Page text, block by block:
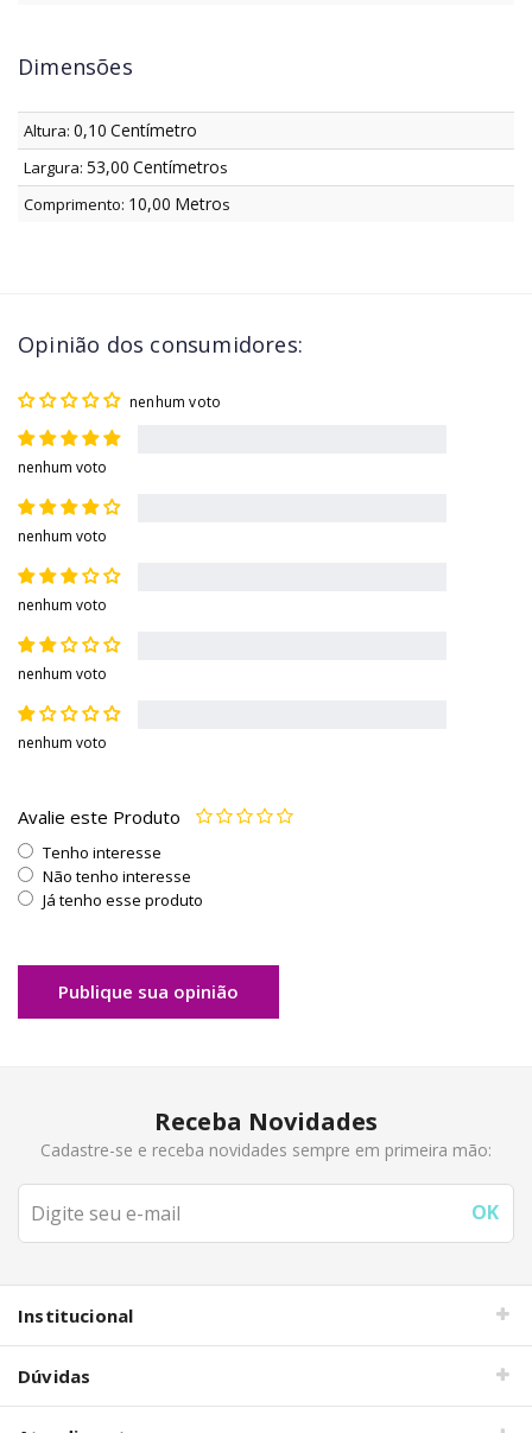
Dimensões
Altura: 0,10 Centímetro
Largura: 53,00 Centímetros
Comprimento: 10,00 Metros
Opinião dos consumidores:
nenhum voto
nenhum voto
nenhum voto
nenhum voto
nenhum voto
nenhum voto
Avalie este Produto
Tenho interesse
Não tenho interesse
Já tenho esse produto
Publique sua opinião
Receba Novidades
Cadastre-se e receba novidades sempre em primeira mão:
Institucional
Dúvidas